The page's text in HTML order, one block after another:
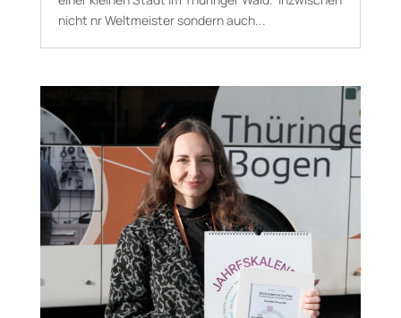
nicht nr Weltmeister sondern auch...